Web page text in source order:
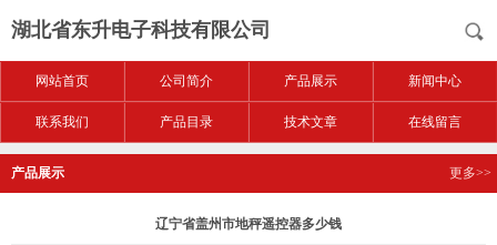
湖北省东升电子科技有限公司
网站首页 公司简介 产品展示 新闻中心
联系我们 产品目录 技术文章 在线留言
产品展示 更多>>
辽宁省盖州市地秤遥控器多少钱